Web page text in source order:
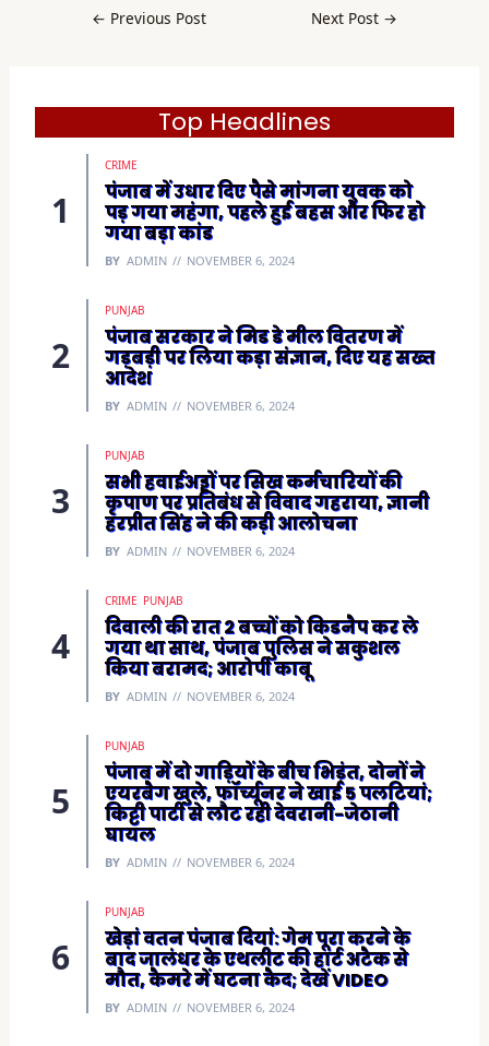
e
s
e
w
← Previous Post Next Post →
Top Headlines
CRIME
पंजाब में उधार दिए पैसे मांगना युवक को
पड़ गया महंगा, पहले हुई बहस और फिर हो
गया बड़ा कांड
BY ADMIN NOVEMBER 6, 2024
PUNJAB
पंजाब सरकार ने मिड डे मील वितरण में
गड़बड़ी पर लिया कड़ा संज्ञान, दिए यह सख्त
आदेश
BY ADMIN NOVEMBER 6, 2024
PUNJAB
सभी हवाईअड्डों पर सिख कर्मचारियों की
कृपाण पर प्रतिबंध से विवाद गहराया, ज्ञानी
हरप्रीत सिंह ने की कड़ी आलोचना
BY ADMIN NOVEMBER 6, 2024
CRIME PUNJAB
दिवाली की रात 2 बच्चों को किडनैप कर ले
गया था साथ, पंजाब पुलिस ने सकुशल
किया बरामद; आरोपी काबू
BY ADMIN NOVEMBER 6, 2024
PUNJAB
पंजाब में दो गाड़ियों के बीच भिड़ंत, दोनों ने
एयरबैग खुले, फॉर्च्यूनर ने खाई 5 पलटियां;
किट्टी पार्टी से लौट रही देवरानी-जेठानी
घायल
BY ADMIN NOVEMBER 6, 2024
PUNJAB
खेड़ां वतन पंजाब दियां: गेम पूरा करने के
बाद जालंधर के एथलीट की हार्ट अटैक से
मौत, कैमरे में घटना कैद; देखें VIDEO
BY ADMIN NOVEMBER 6, 2024